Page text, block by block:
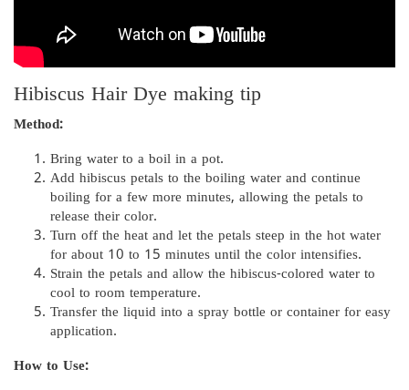
Hibiscus Hair Dye making tip
Method:
Bring water to a boil in a pot.
Add hibiscus petals to the boiling water and continue
boiling for a few more minutes, allowing the petals to
release their color.
Turn off the heat and let the petals steep in the hot water
for about 10 to 15 minutes until the color intensifies.
Strain the petals and allow the hibiscus-colored water to
cool to room temperature.
Transfer the liquid into a spray bottle or container for easy
application.
How to Use: